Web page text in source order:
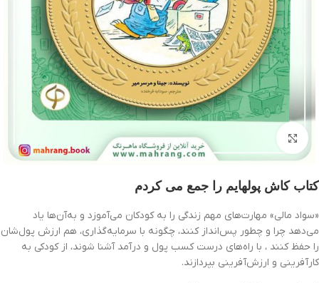
بزرگنمایی تصویر
کتاب کاش پولهایم را جمع می کردم
«سواد مالی» مهارت‌های مهم زندگی را به کودکان می‌آموزد و به‌آن‌ها یاد
می‌دهد چرا و چطور پس‌انداز کنند، چگونه با سرمایه‌گذاری، هم ارزش پول‌شان
را حفظ کنند ، با راه‌های درست کسب پول و درآمد آشنا شوند، از کودکی به
کارآفرینی و ارزش‌آفرینی بپردازند.